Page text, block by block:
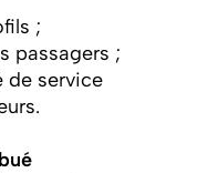
;
passagers ;
de service